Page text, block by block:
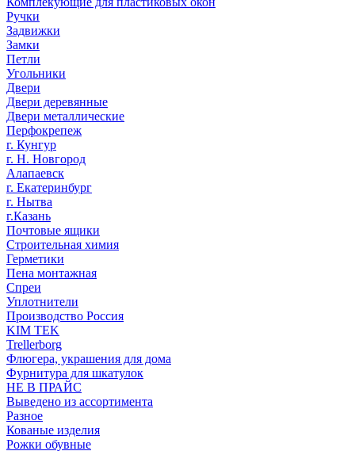
Ручки
Задвижки
Замки
Петли
Угольники
Двери
Двери деревянные
Двери металлические
Перфокрепеж
г. Кунгур
г. Н. Новгород
Алапаевск
г. Екатеринбург
г. Нытва
г.Казань
Почтовые ящики
Строительная химия
Герметики
Пена монтажная
Спреи
Уплотнители
Производство Россия
KIM TEK
Trellerborg
Флюгера, украшения для дома
Фурнитура для шкатулок
НЕ В ПРАЙС
Выведено из ассортимента
Разное
Кованые изделия
Рожки обувные